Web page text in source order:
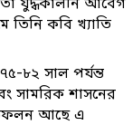
তিনি কবি খ্যাতি
৮২ সাল পর্যন্ত
সামরিক শাসনের
আছে এ